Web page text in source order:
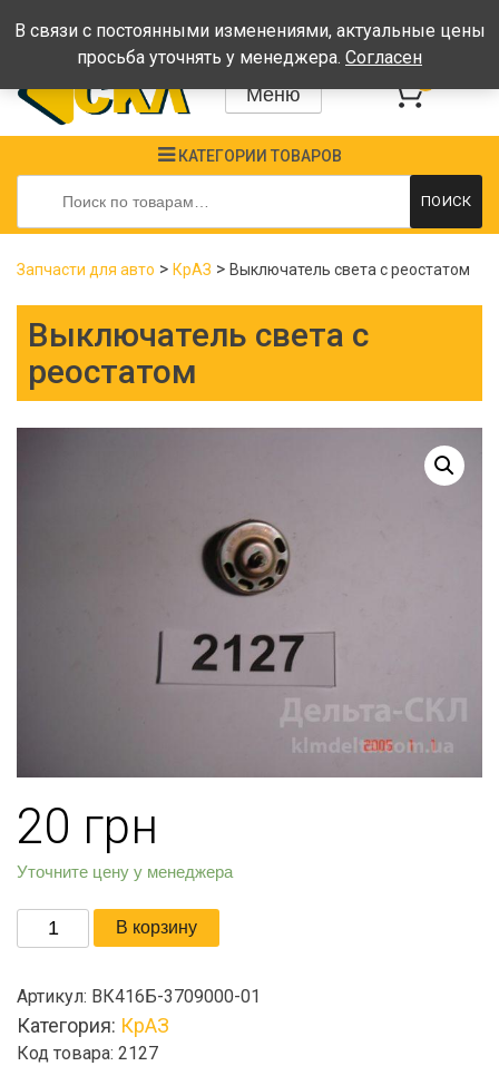
Время работы: Пн-Пт: 08:00-17:00, Сб-Вс - выходные
Меню
КАТЕГОРИИ ТОВАРОВ
Искать:
ПОИСК
Запчасти для авто > КрАЗ > Выключатель света с реостатом
Выключатель света с
реостатом
20 грн
Уточните цену у менеджера
Количество
товара
света
с
реостатом
В корзину
Артикул: ВК416Б-3709000-01
Категория: КрАЗ
Код товара: 2127
В связи с постоянными изменениями, актуальные цены
просьба уточнять у менеджера. Согласен